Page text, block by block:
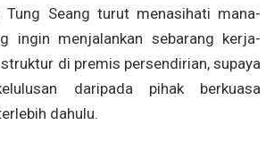
Tung Seang turut menasihati mana-
ingin menjalankan sebarang kerja-
di premis persendirian, supaya
daripada pihak berkuasa
dahulu.